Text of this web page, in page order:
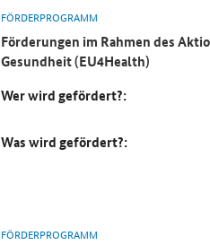
FÖRDERPROGRAMM
Förderungen im Rahmen des
Gesundheit (EU4Health)
Wer wird gefördert?:
Was wird gefördert?:
FÖRDERPROGRAMM